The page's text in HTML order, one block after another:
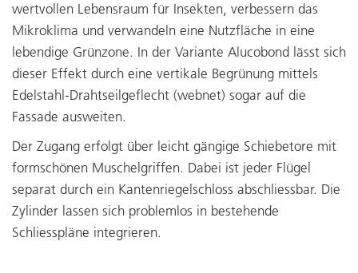
wertvollen Lebensraum für Insekten, verbessern das
Mikroklima und verwandeln eine Nutzfläche in eine
lebendige Grünzone. In der Variante Alucobond lässt sich
dieser Effekt durch eine vertikale Begrünung mittels
Edelstahl-Drahtseilgeflecht (webnet) sogar auf die
Fassade ausweiten.
Der Zugang erfolgt über leicht gängige Schiebetore mit
formschönen Muschelgriffen. Dabei ist jeder Flügel
separat durch ein Kantenriegelschloss abschliessbar. Die
Zylinder lassen sich problemlos in bestehende
Schliesspläne integrieren.